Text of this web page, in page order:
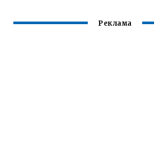
Реклама